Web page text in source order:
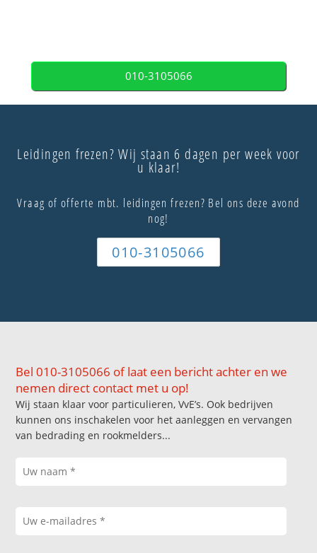
010-3105066
Leidingen frezen? Wij staan 6 dagen per week voor
u klaar!
Vraag of offerte mbt. leidingen frezen? Bel ons deze avond
nog!
010-3105066
Bel 010-3105066 of laat een bericht achter en we
nemen direct contact met u op!
Wij staan klaar voor particulieren, VvE’s. Ook bedrijven
kunnen ons inschakelen voor het aanleggen en vervangen
van bedrading en rookmelders...